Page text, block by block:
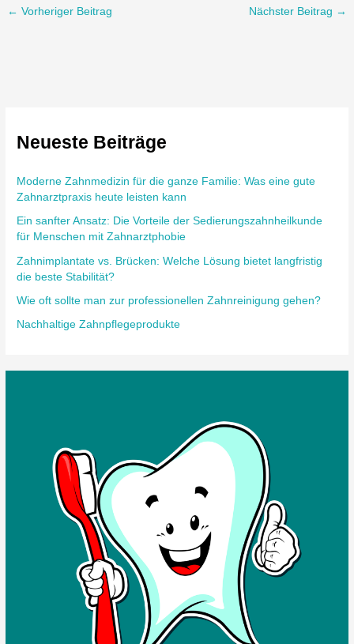
← Vorheriger Beitrag Nächster Beitrag →
Neueste Beiträge
Moderne Zahnmedizin für die ganze Familie: Was eine gute
Zahnarztpraxis heute leisten kann
Ein sanfter Ansatz: Die Vorteile der Sedierungszahnheilkunde
für Menschen mit Zahnarztphobie
Zahnimplantate vs. Brücken: Welche Lösung bietet langfristig
die beste Stabilität?
Wie oft sollte man zur professionellen Zahnreinigung gehen?
Nachhaltige Zahnpflegeprodukte